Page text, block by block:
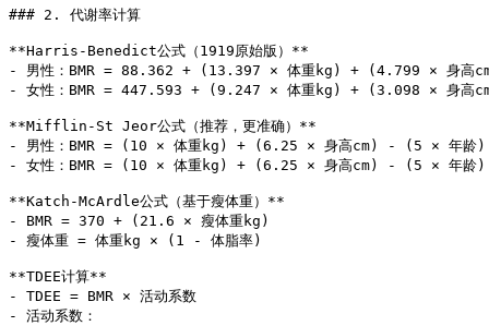
### 2. 代谢率计算
**Harris-Benedict公式（1919原始版）**
- 男性：BMR = 88.362 + (13.397 × 体重kg) + (4.799 × 身
- 女性：BMR = 447.593 + (9.247 × 体重kg) + (3.098 × 身
**Mifflin-St Jeor公式（推荐，更准确）**
- 男性：BMR = (10 × 体重kg) + (6.25 × 身高cm) - (5 × 年龄
- 女性：BMR = (10 × 体重kg) + (6.25 × 身高cm) - (5 × 年龄
**Katch-McArdle公式（基于瘦体重）**
- BMR = 370 + (21.6 × 瘦体重kg)
- 瘦体重 = 体重kg × (1 - 体脂率)
**TDEE计算**
- TDEE = BMR × 活动系数
- 活动系数：